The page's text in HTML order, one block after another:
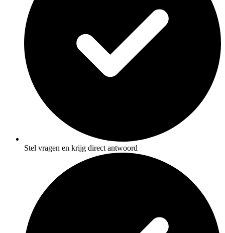
Stel vragen en krijg direct antwoord